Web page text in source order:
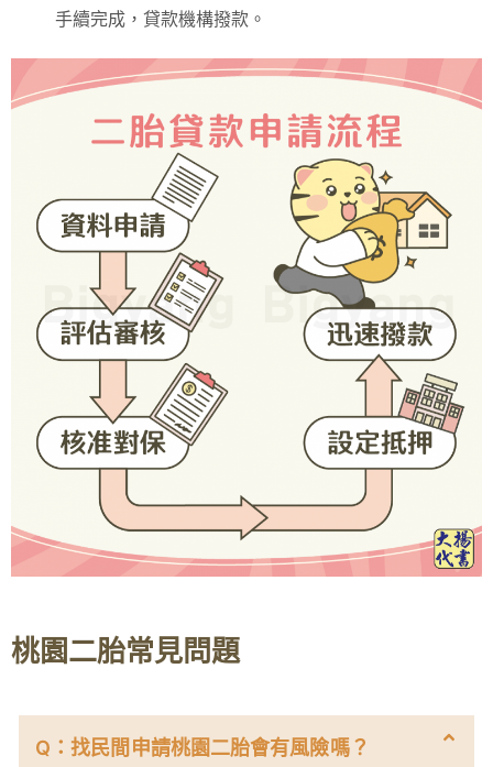
手續完成，貸款機構撥款。
桃園二胎常見問題
Q：找民間申請桃園二胎會有風險嗎？